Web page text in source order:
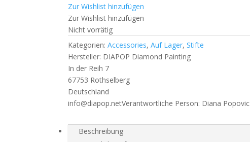
Zur Wishlist hinzufügen
Zur Wishlist hinzufügen
Nicht vorrätig
Kategorien:Accessories,Auf Lager,Stifte
Hersteller: DIAPOP Diamond Painting
In der Reih 7
67753 Rothselberg
Deutschland
info@diapop.netVerantwortliche Person: Diana Popovic
Beschreibung